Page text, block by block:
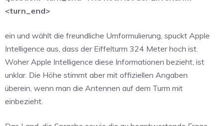
<turn_end>
ein und wählt die freundliche Umformulierung, spuckt Apple
Intelligence aus, dass der Eiffelturm 324 Meter hoch ist.
Woher Apple Intelligence diese Informationen bezieht, ist
unklar. Die Höhe stimmt aber mit offiziellen Angaben
überein, wenn man die Antennen auf dem Turm mit
einbezieht.